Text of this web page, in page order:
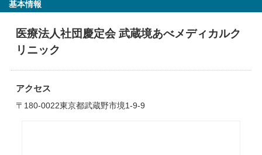
基本情報
医療法人社団慶定会 武蔵境あべメディカルク
リニック
アクセス
〒180-0022東京都武蔵野市境1-9-9